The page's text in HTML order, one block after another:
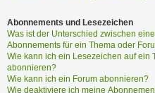
Abonnements und Lesezeichen
Was ist der Unterschied zwischen
Abonnements für ein Thema oder
Wie kann ich ein Lesezeichen auf ein
abonnieren?
Wie kann ich ein Forum abonnieren?
Wie deaktiviere ich meine